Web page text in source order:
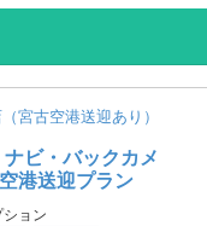
宮古空港送迎あり）
ビ・バックカメ
港送迎プラン
ョン